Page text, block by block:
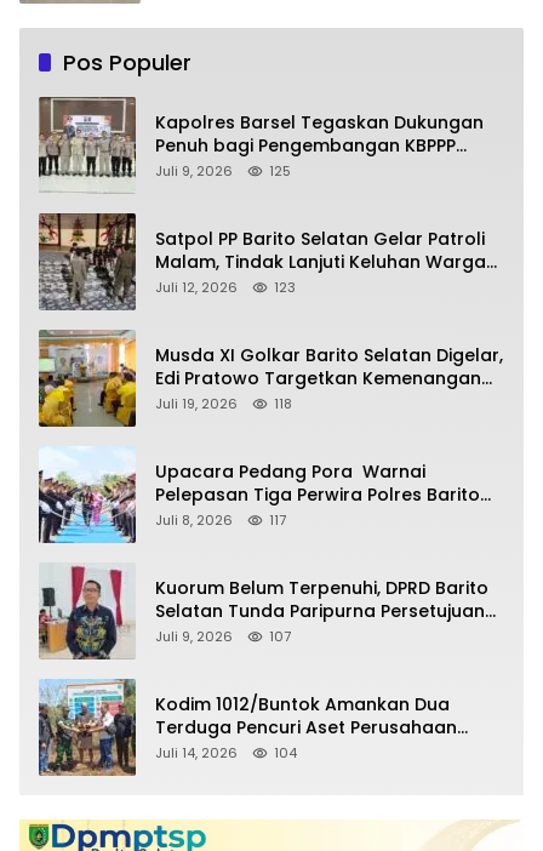
Pos Populer
Kapolres Barsel Tegaskan Dukungan
Penuh bagi Pengembangan KBPPP
Kalimantan Tengah
Juli 9, 2026 125
Satpol PP Barito Selatan Gelar Patroli
Malam, Tindak Lanjuti Keluhan Warga
soal Balap Liar dan Remaja Nongkrong
Juli 12, 2026 123
Musda XI Golkar Barito Selatan Digelar,
Edi Pratowo Targetkan Kemenangan
Partai pada Pemilu Mendatang
Juli 19, 2026 118
Upacara Pedang Pora Warnai
Pelepasan Tiga Perwira Polres Barito
Selatan Masuki Masa Pensiun
Juli 8, 2026 117
Kuorum Belum Terpenuhi, DPRD Barito
Selatan Tunda Paripurna Persetujuan
Raperda Pertanggungjawaban APBD
Juli 9, 2026 107
Kodim 1012/Buntok Amankan Dua
Terduga Pencuri Aset Perusahaan
Sitaan Satgas PKH, Satu Paket Diduga
Juli 14, 2026 104